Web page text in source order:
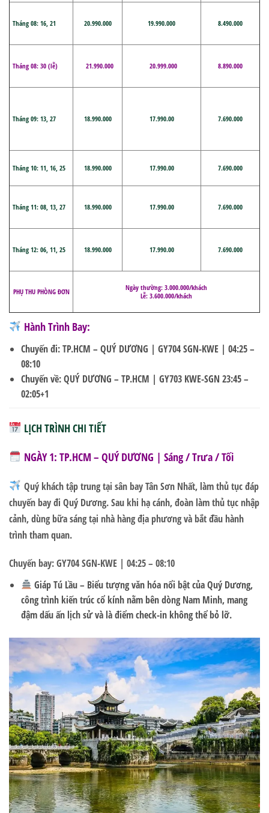
Tháng 08: 16, 21 20.990.000 19.990.000 8.490.000
Tháng 08: 30 (lễ) 21.990.000 20.999.000 8.890.000
Tháng 09: 13, 27 18.990.000 17.990.00 7.690.000
Tháng 10: 11, 16, 25 18.990.000 17.990.00 7.690.000
Tháng 11: 08, 13, 27 18.990.000 17.990.00 7.690.000
Tháng 12: 06, 11, 25 18.990.000 17.990.00 7.690.000
PHỤ THU PHÒNG ĐƠN
Ngày thường: 3.000.000/khách
Lễ: 3.600.000/khách
Hành Trình Bay:
Chuyến đi: TP.HCM – QUÝ DƯƠNG | GY704 SGN-KWE | 04:25 –
08:10
Chuyến về: QUÝ DƯƠNG – TP.HCM | GY703 KWE-SGN 23:45 –
02:05+1
LỊCH TRÌNH CHI TIẾT
NGÀY 1: TP.HCM – QUÝ DƯƠNG | Sáng / Trưa / Tối
Quý khách tập trung tại sân bay Tân Sơn Nhất, làm thủ tục đáp
chuyến bay đi Quý Dương. Sau khi hạ cánh, đoàn làm thủ tục nhập
cảnh, dùng bữa sáng tại nhà hàng địa phương và bắt đầu hành
trình tham quan.
Chuyến bay:GY704 SGN-KWE | 04:25 – 08:10
Giáp Tú Lầu– Biểu tượng văn hóa nổi bật của Quý Dương,
công trình kiến trúc cổ kính nằm bên dòng Nam Minh, mang
đậm dấu ấn lịch sử và là điểm check-in không thể bỏ lỡ.